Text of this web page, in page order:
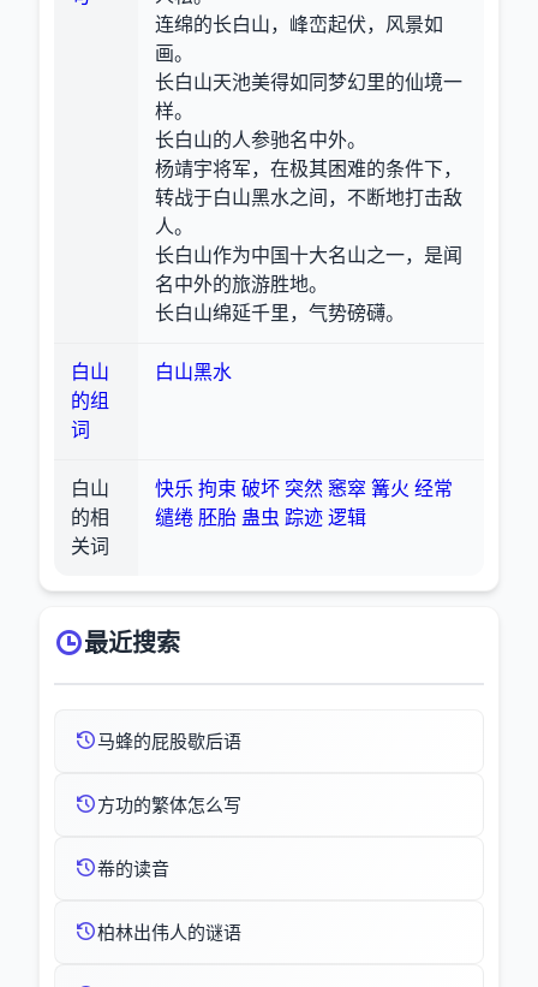
连绵的长白山，峰峦起伏，风景如
画。
长白山天池美得如同梦幻里的仙境一
样。
长白山的人参驰名中外。
杨靖宇将军，在极其困难的条件下，
转战于白山黑水之间，不断地打击敌
人。
长白山作为中国十大名山之一，是闻
名中外的旅游胜地。
长白山绵延千里，气势磅礴。
白山
的组
词
白山黑水
白山
的相
关词
快乐 拘束 破坏 突然 窸窣 篝火 经常
缱绻 胚胎 蛊虫 踪迹 逻辑
最近搜索
马蜂的屁股歇后语
方功的繁体怎么写
帣的读音
柏林出伟人的谜语